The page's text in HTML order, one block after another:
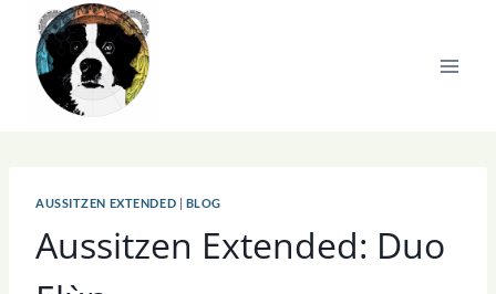
Inhalt
springen
AUSSITZEN EXTENDED | BLOG
Aussitzen Extended: Duo